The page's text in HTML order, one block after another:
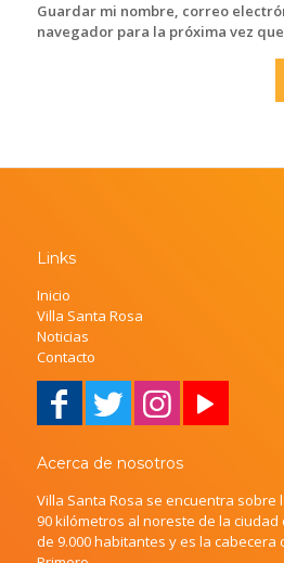
Guardar mi nombre, correo
navegador para la próxima vez
Links
Inicio
Villa Santa Rosa
Noticias
Contacto
Acerca de nosotros
Villa Santa Rosa se encuentra sobre
90 kilómetros al noreste de la ciudad
de 9.000 habitantes y es la cabecera